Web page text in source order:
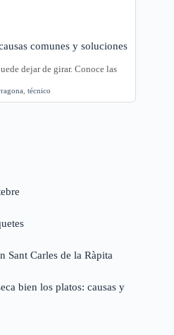
comunes y soluciones
dejar de girar. Conoce las
técnico
Sant Carles de la Ràpita
bien los platos: causas y